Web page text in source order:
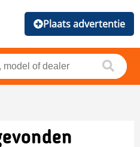
Plaats advertentie